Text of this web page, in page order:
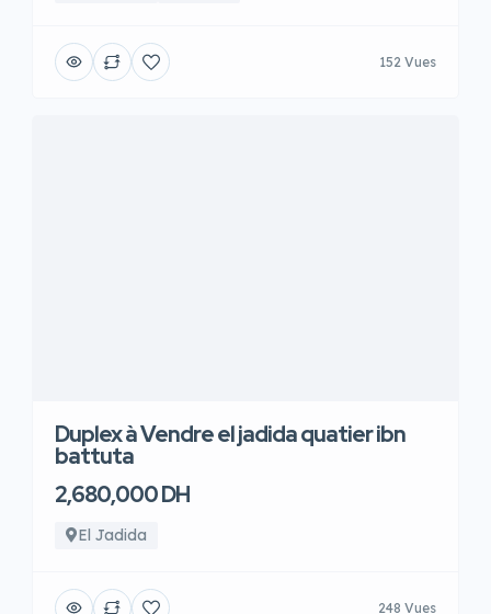
152 Vues
Duplex à Vendre el jadida quatier ibn
battuta
2,680,000 DH
El Jadida
248 Vues